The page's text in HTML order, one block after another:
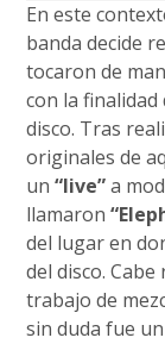
En este
banda decide
tocaron de
con la
disco. Tras
originales de
un“live”a
llamaron
del lugar en
del disco.
trabajo de
sin duda fue